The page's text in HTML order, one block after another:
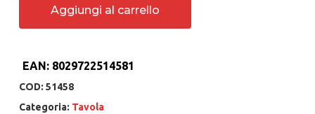
Aggiungi al carrello
EAN: 8029722514581
COD: 51458
Categoria: Tavola